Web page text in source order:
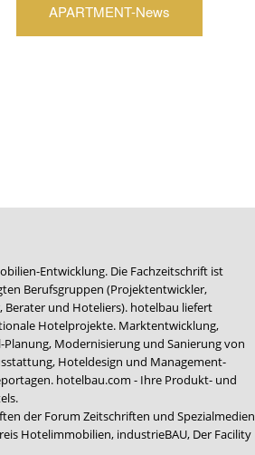
APARTMENT-News
Entwicklung. Die Fachzeitschrift ist
Berufsgruppen (Projektentwickler,
und Hoteliers). hotelbau liefert
Hotelprojekte. Marktentwicklung,
Modernisierung und Sanierung von
Hoteldesign und Management-
hotelbau.com - Ihre Produkt- und
der Forum Zeitschriften und Spezialmedien
Hotelimmobilien, industrieBAU, Der Facility